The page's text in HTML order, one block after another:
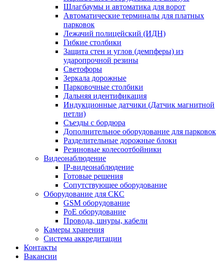
Шлагбаумы и автоматика для ворот
Автоматические терминалы для платных
парковок
Лежачий полицейский (ИДН)
Гибкие столбики
Защита стен и углов (демпферы) из
ударопрочной резины
Светофоры
Зеркала дорожные
Парковочные столбики
Дальняя идентификация
Индукционные датчики (Датчик магнитной
петли)
Съезды с бордюра
Дополнительное оборудование для парковок
Разделительные дорожные блоки
Резиновые колесоотбойники
Видеонаблюдение
IP-видеонаблюдение
Готовые решения
Сопутствующее оборудование
Оборудование для СКС
GSM оборудование
PoE оборудование
Провода, шнуры, кабели
Камеры хранения
Система аккредитации
Контакты
Вакансии